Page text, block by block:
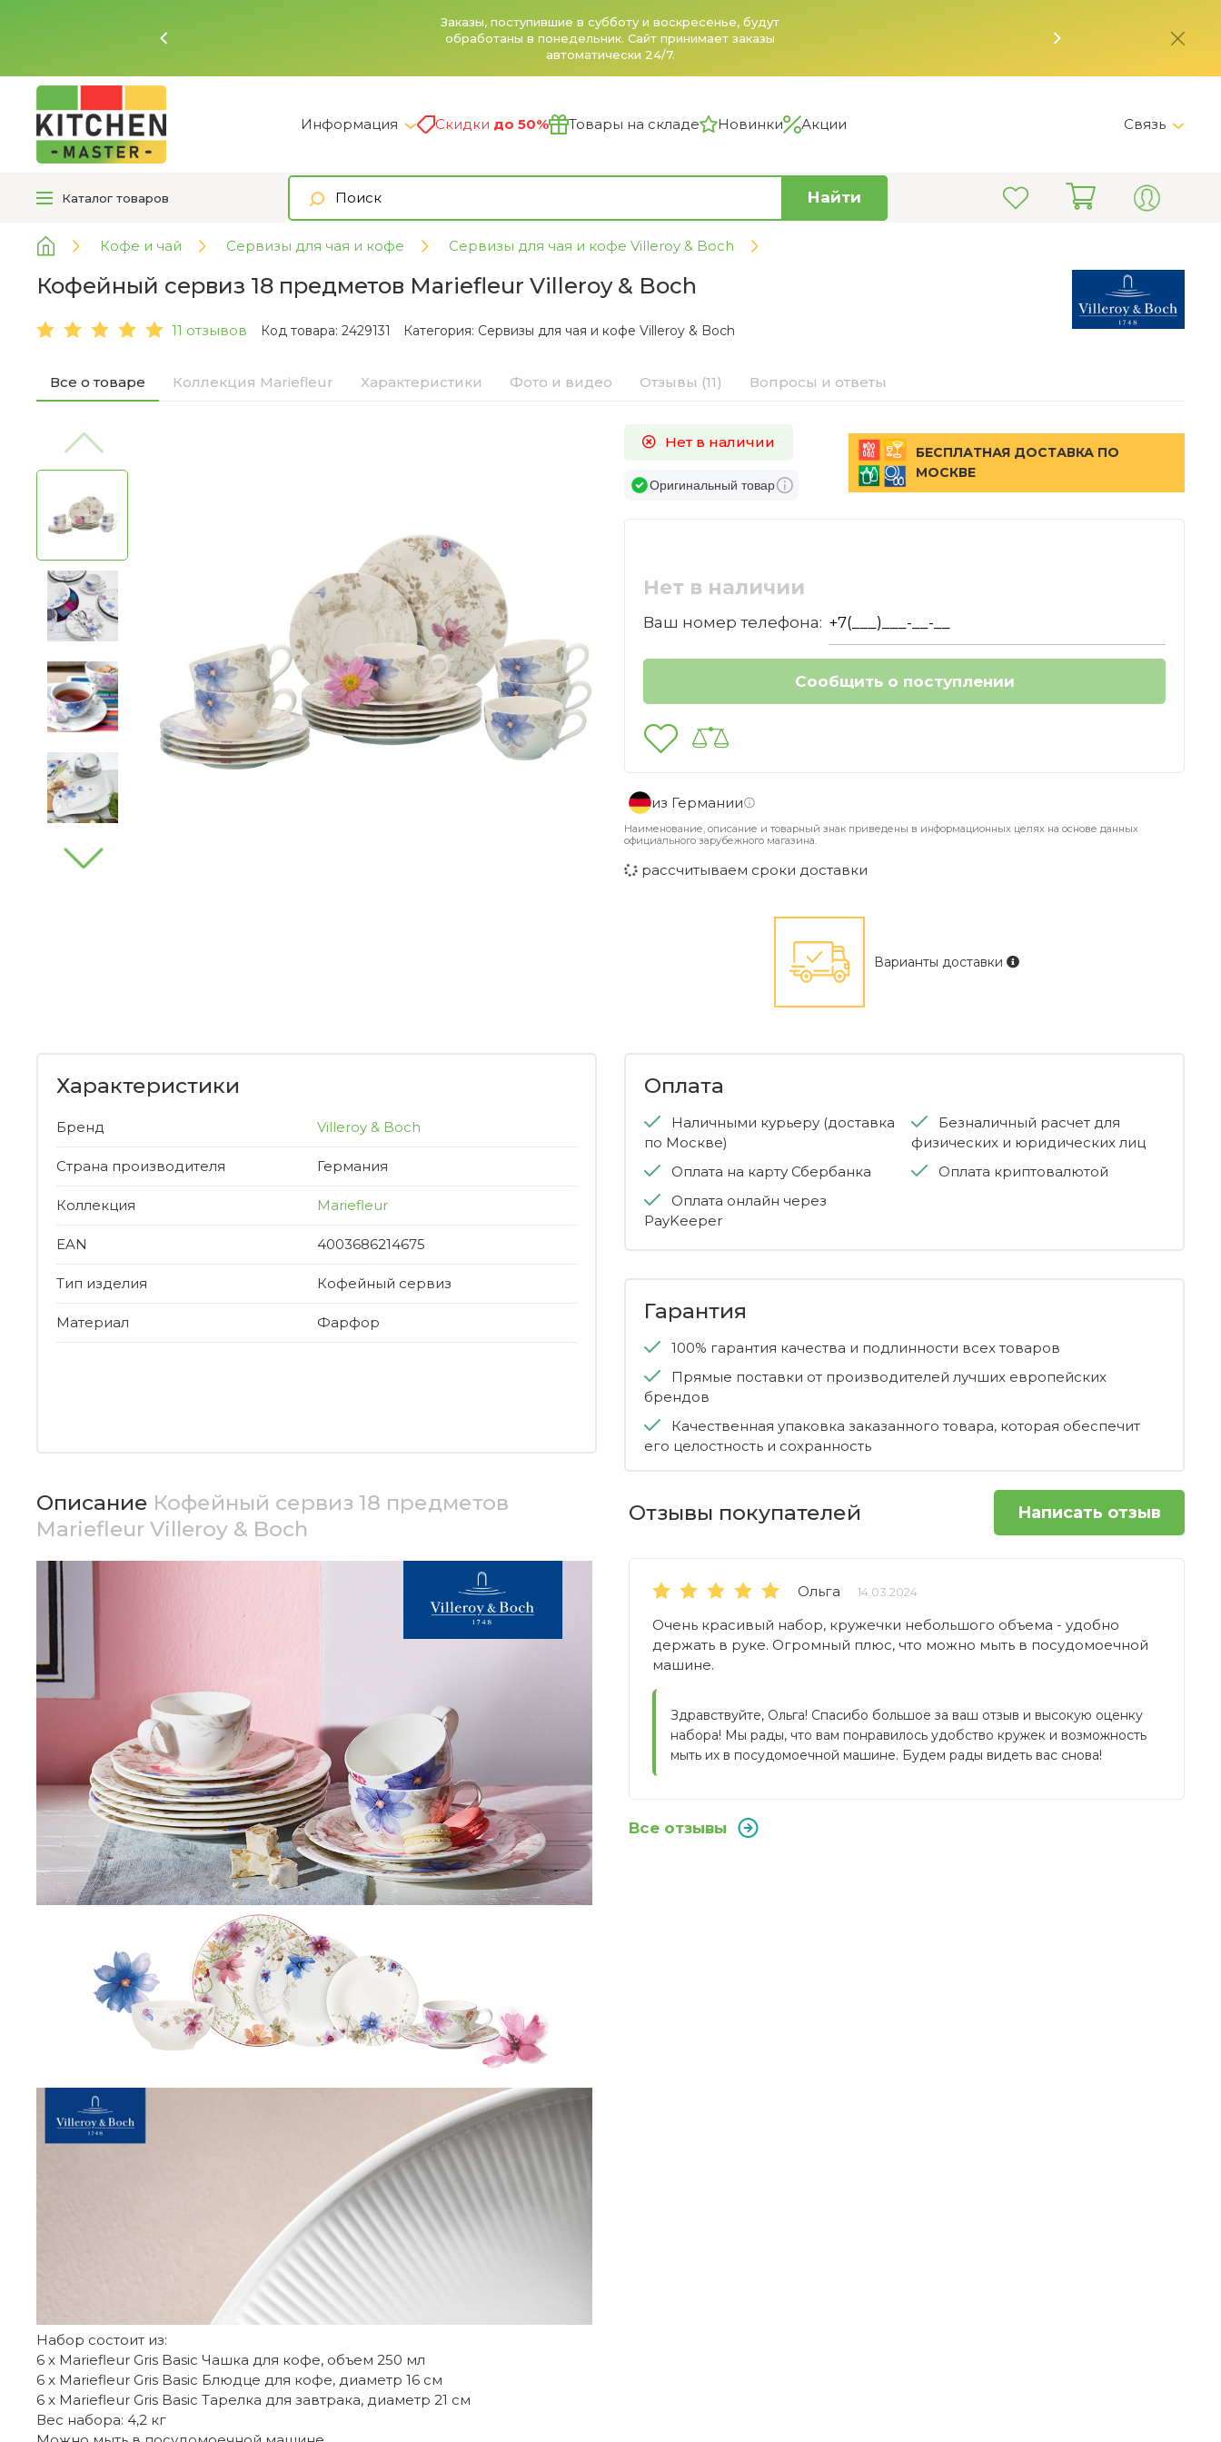
Заказы, поступившие в субботу и воскресенье, будут
обработаны в понедельник. Сайт принимает заказы
автоматически 24/7.
Информация Скидки до 50% Товары на складе Новинки Акции Связь
+7 (495) 150-82-28
info@kitchen-master.ru
Каталог товаров Найти
Кофе и чай Сервизы для чая и кофе Сервизы для чая и кофе Villeroy & Boch
Кофейный сервиз 18 предметов Mariefleur Villeroy & Boch
11 отзывов Код товара: 2429131 Категория: Сервизы для чая и кофе Villeroy & Boch
Все о товаре Коллекция Mariefleur Характеристики Фото и видео Отзывы (11) Вопросы и ответы
Нет в наличии
Оригинальный товар
БЕСПЛАТНАЯ ДОСТАВКА ПО
МОСКВЕ
Нет в наличии
Ваш номер телефона:
из Германии
Наименование, описание и товарный знак приведены в информационных целях на основе данных
официального зарубежного магазина.
рассчитываем сроки доставки
Варианты доставки
Характеристики
Бренд Villeroy & Boch
Страна производителя Германия
Коллекция Mariefleur
EAN 4003686214675
Тип изделия Кофейный сервиз
Материал Фарфор
Оплата
Наличными курьеру (доставка
по Москве)
Оплата на карту Сбербанка
Оплата онлайн через
PayKeeper
Безналичный расчет для
физических и юридических лиц
Оплата криптовалютой
Гарантия
100% гарантия качества и подлинности всех товаров
Прямые поставки от производителей лучших европейских
брендов
Качественная упаковка заказанного товара, которая обеспечит
его целостность и сохранность
Описание Кофейный сервиз 18 предметов
Mariefleur Villeroy & Boch
Набор состоит из:
6 x Mariefleur Gris Basic Чашка для кофе, объем 250 мл
6 x Mariefleur Gris Basic Блюдце для кофе, диаметр 16 см
6 x Mariefleur Gris Basic Тарелка для завтрака, диаметр 21 см
Вес набора: 4,2 кг
Отзывы покупателей Написать отзыв
Ольга 14.03.2024
Очень красивый набор, кружечки небольшого объема - удобно
держать в руке. Огромный плюс, что можно мыть в посудомоечной
машине.
Здравствуйте, Ольга! Спасибо большое за ваш отзыв и высокую оценку
набора! Мы рады, что вам понравилось удобство кружек и возможность
мыть их в посудомоечной машине. Будем рады видеть вас снова!
Все отзывы